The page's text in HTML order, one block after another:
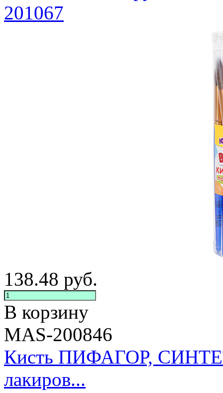
201067
138.48 руб.
В корзину
MAS-200846
Кисть ПИФАГОР,
лакиров...